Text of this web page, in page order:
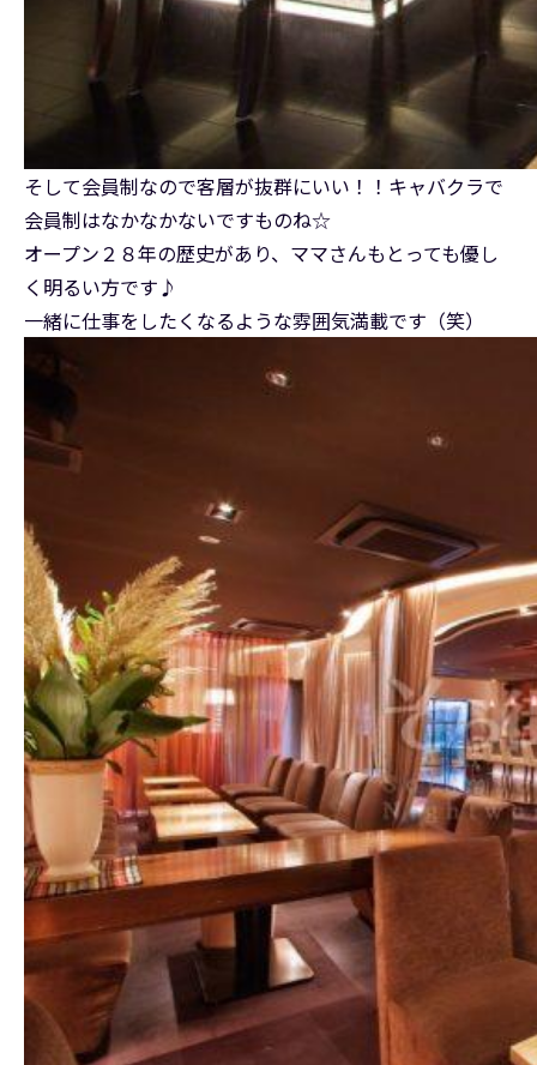
そして会員制なので客層が抜群にいい！！キャバクラで
会員制はなかなかないですものね☆
オープン２８年の歴史があり、ママさんもとっても優し
く明るい方です♪
一緒に仕事をしたくなるような雰囲気満載です（笑）